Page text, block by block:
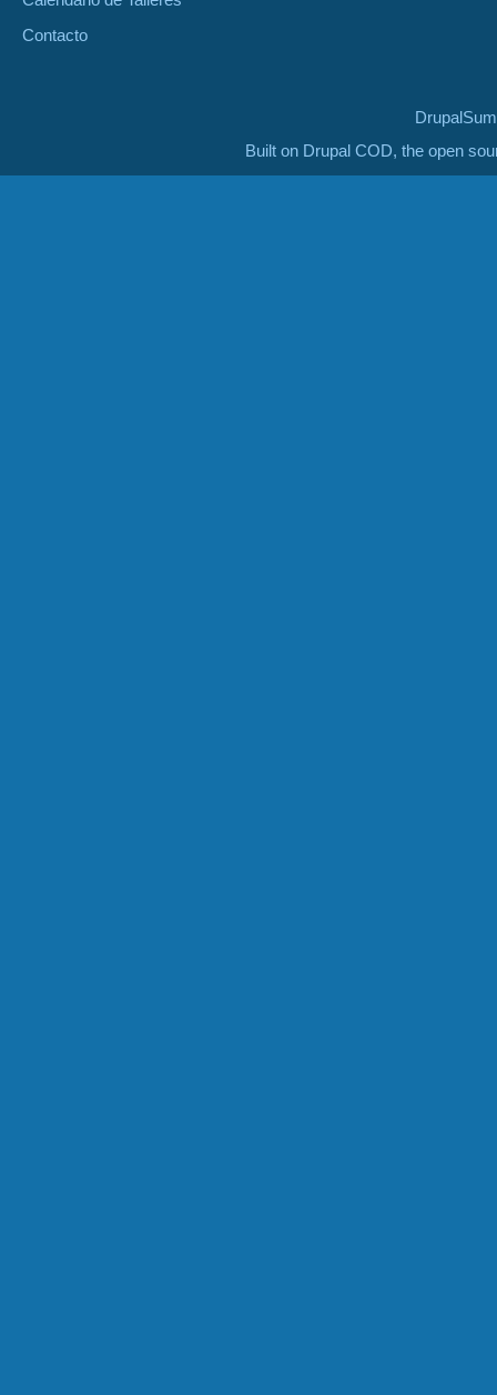
Contacto
Built on Drupal COD, the open